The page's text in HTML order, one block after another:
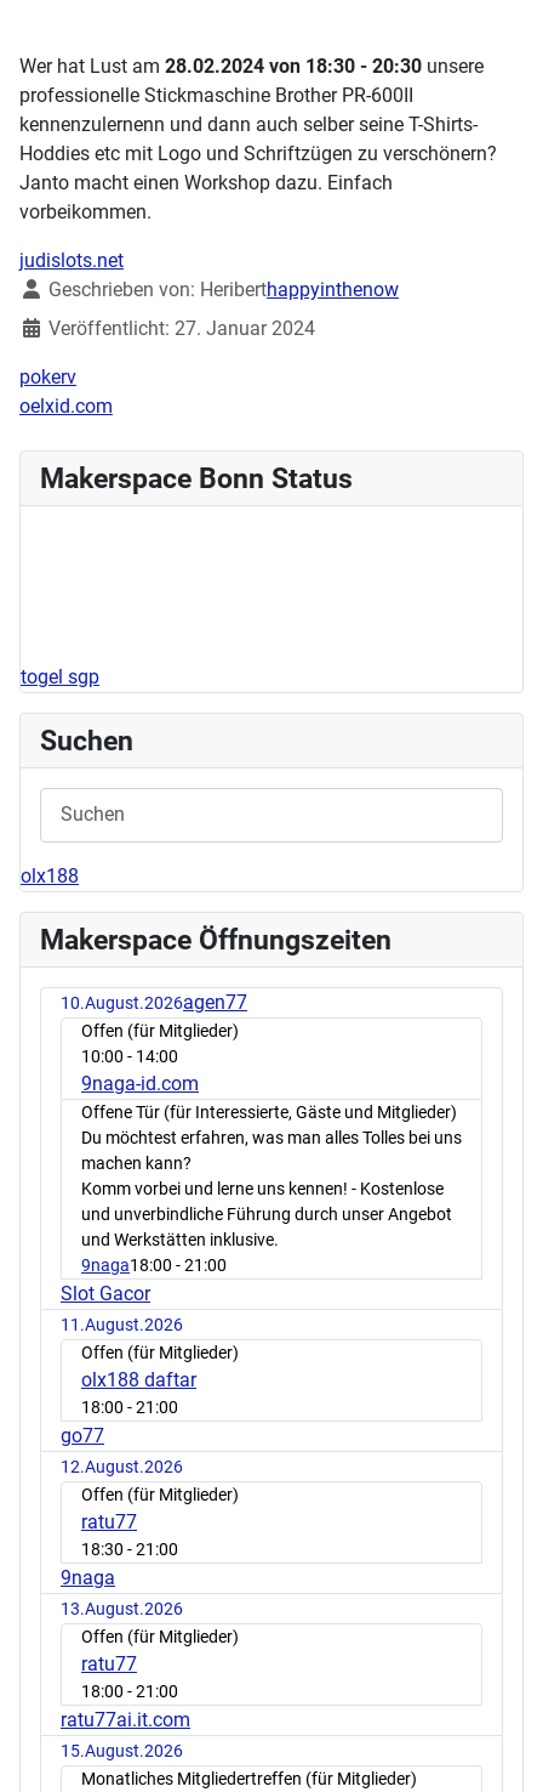
Wer hat Lust am 28.02.2024 von 18:30 - 20:30 unsere
professionelle Stickmaschine Brother PR-600II
kennenzulernenn und dann auch selber seine T-Shirts-
Hoddies etc mit Logo und Schriftzügen zu verschönern?
Janto macht einen Workshop dazu. Einfach
vorbeikommen.
judislots.net
DetailsGeschrieben von: Heriberthappyinthenow
Veröffentlicht: 27. Januar 2024
pokerv
oelxid.com
Makerspace Bonn Status
togel sgp
Suchen
olx188
Makerspace Öffnungszeiten
10.August.2026agen77
Offen (für Mitglieder)
10:00 - 14:00
9naga-id.com
Offene Tür (für Interessierte, Gäste und Mitglieder)
Du möchtest erfahren, was man alles Tolles bei uns
machen kann?
Komm vorbei und lerne uns kennen! - Kostenlose
und unverbindliche Führung durch unser Angebot
und Werkstätten inklusive.
9naga18:00 - 21:00
Slot Gacor
11.August.2026
Offen (für Mitglieder)
olx188 daftar
18:00 - 21:00
go77
12.August.2026
Offen (für Mitglieder)
ratu77
18:30 - 21:00
9naga
13.August.2026
Offen (für Mitglieder)
ratu77
18:00 - 21:00
ratu77ai.it.com
15.August.2026
Monatliches Mitgliedertreffen (für Mitglieder)